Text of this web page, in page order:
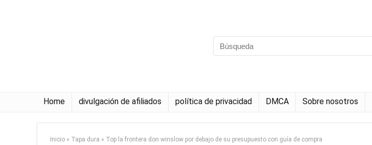
Home divulgación de afiliados política de privacidad DMCA Sobre nosotros
Inicio » Tapa dura » Top la frontera don winslow por debajo de su presupuesto con guía de compra